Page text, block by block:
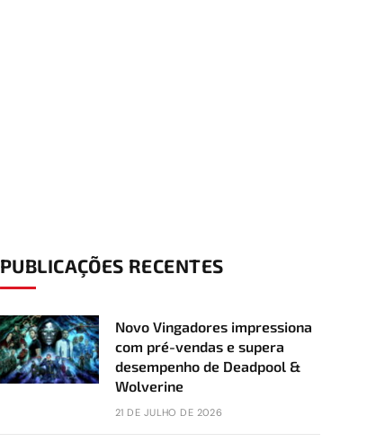
PUBLICAÇÕES RECENTES
Novo Vingadores impressiona
com pré-vendas e supera
desempenho de Deadpool &
Wolverine
21 DE JULHO DE 2026